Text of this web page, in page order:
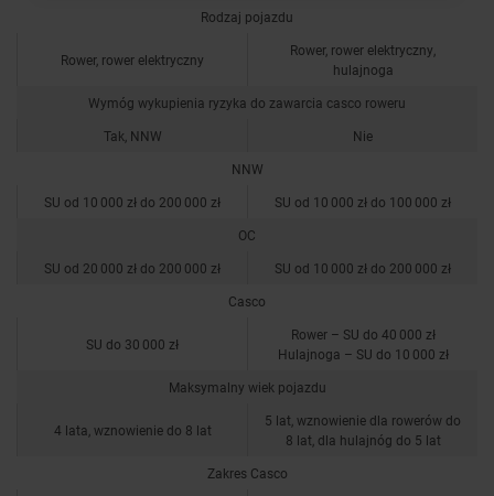
Rodzaj pojazdu
Rower, rower elektryczny
Rower, rower elektryczny,
hulajnoga
Wymóg wykupienia ryzyka do zawarcia casco roweru
Tak, NNW
Nie
NNW
SU od 10 000 zł do 200 000 zł
SU od 10 000 zł do 100 000 zł
OC
SU od 20 000 zł do 200 000 zł
SU od 10 000 zł do 200 000 zł
Casco
SU do 30 000 zł
Rower – SU do 40 000 zł
Hulajnoga – SU do 10 000 zł
Maksymalny wiek pojazdu
4 lata, wznowienie do 8 lat
5 lat, wznowienie dla rowerów do
8 lat, dla hulajnóg do 5 lat
Zakres Casco